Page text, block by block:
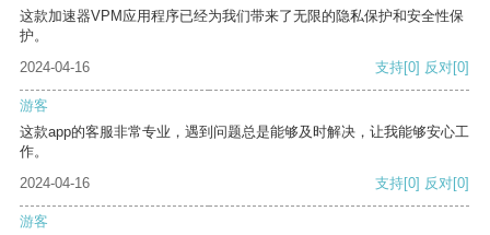
这款加速器VPM应用程序已经为我们带来了无限的隐私保护和安全性保
护。
2024-04-16
支持[0] 反对[0]
游客
这款app的客服非常专业，遇到问题总是能够及时解决，让我能够安心工
作。
2024-04-16
支持[0] 反对[0]
游客